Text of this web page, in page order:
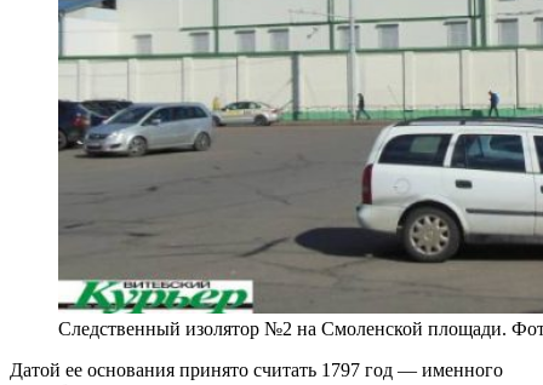
Следственный изолятор №2 на Смоленской площади.
Датой ее основания принято считать 1797 год — именного